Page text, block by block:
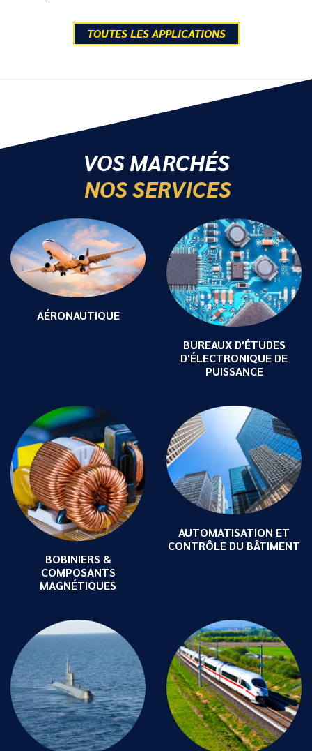
TOUTES LES APPLICATIONS
VOS MARCHÉS
NOS SERVICES
AÉRONAUTIQUE
BUREAUX D'ÉTUDES
D'ÉLECTRONIQUE DE
PUISSANCE
BOBINIERS &
COMPOSANTS
MAGNÉTIQUES
AUTOMATISATION ET
CONTRÔLE DU BÂTIMENT